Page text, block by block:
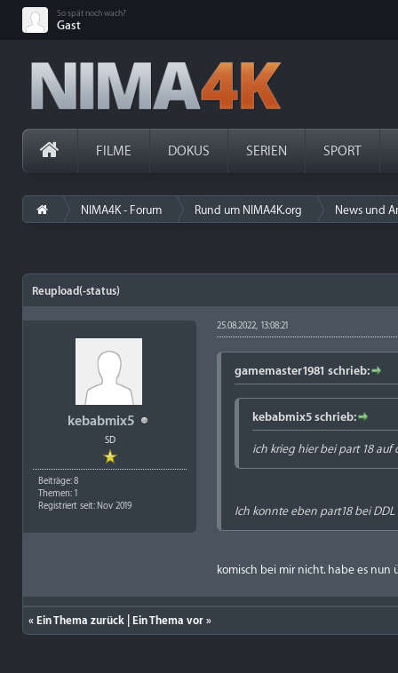
So spät noch wach?
Gast
FILME DOKUS SERIEN SPORT
NIMA4K - Forum Rund um NIMA4K.org News und
Reupload(-status)
kebabmix5
SD
Beiträge: 8
Themen: 1
Registriert seit: Nov 2019
25.08.2022, 13:08:21
gamemaster1981 schrieb:
kebabmix5 schrieb:
ich krieg hier bei part 18
Ich konnte eben part18 bei
komisch bei mir nicht. habe es
« Ein Thema zurück Ein Thema vor »